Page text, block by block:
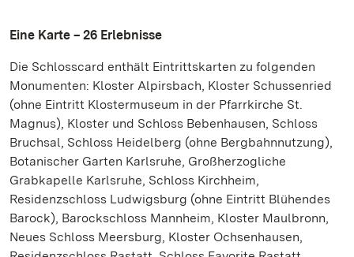
Eine Karte – 26 Erlebnisse
Die Schlosscard enthält Eintrittskarten zu folgenden
Monumenten: Kloster Alpirsbach, Kloster Schussenried
(ohne Eintritt Klostermuseum in der Pfarrkirche St.
Magnus), Kloster und Schloss Bebenhausen, Schloss
Bruchsal, Schloss Heidelberg (ohne Bergbahnnutzung),
Botanischer Garten Karlsruhe, Großherzogliche
Grabkapelle Karlsruhe, Schloss Kirchheim,
Residenzschloss Ludwigsburg (ohne Eintritt Blühendes
Barock), Barockschloss Mannheim, Kloster Maulbronn,
Neues Schloss Meersburg, Kloster Ochsenhausen,